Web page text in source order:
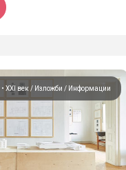
•XXI век Изложби Информации